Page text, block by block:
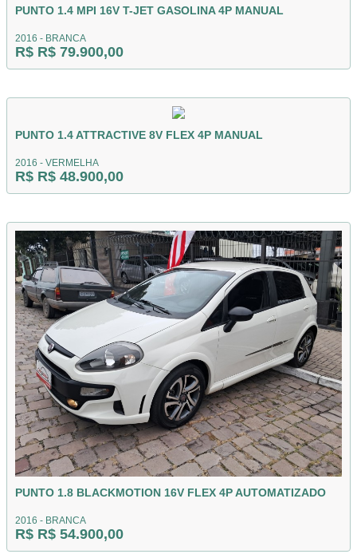
PUNTO 1.4 MPI 16V T-JET GASOLINA 4P MANUAL
2016 - BRANCA
R$ R$ 79.900,00
PUNTO 1.4 ATTRACTIVE 8V FLEX 4P MANUAL
2016 - VERMELHA
R$ R$ 48.900,00
PUNTO 1.8 BLACKMOTION 16V FLEX 4P AUTOMATIZADO
2016 - BRANCA
R$ R$ 54.900,00